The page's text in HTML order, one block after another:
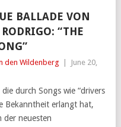
BALLADE VON
“THE
den Wildenberg
June 20,
durch Songs wie “drivers
Bekanntheit erlangt hat,
der neuesten